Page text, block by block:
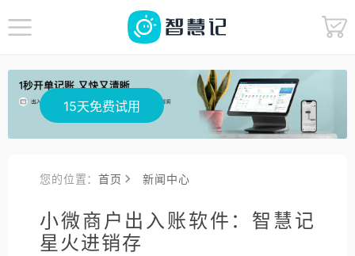
15天免费试用
您的位置：首页 新闻中心
小微商户出入账软件：智慧记
星火进销存